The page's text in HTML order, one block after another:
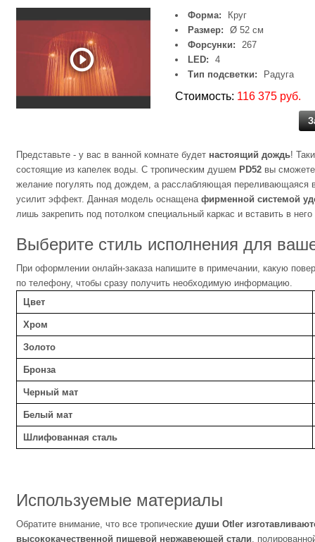
Форма:
Круг
Размер:
Ø 52 см
Форсунки:
267
LED:
4
Тип подсветки:
Радуга
Стоимость: 116 375 руб.
Представьте - у вас в ванной комнате будет настоящий дождь!
состоящие из капелек воды. С тропическим душем PD52 вы сможете
желание погулять под дождем, а расслабляющая переливающаяся
усилит эффект. Данная модель оснащена фирменной системой
лишь закрепить под потолком специальный каркас и вставить в
Выберите стиль исполнения для
При оформлении онлайн-заказа напишите в примечании, какую
по телефону, чтобы сразу получить необходимую информацию.
Цвет
Хром
Золото
Бронза
Черный мат
Белый мат
Шлифованная сталь
Используемые материалы
Обратите внимание, что все тропические души Otler
высококачественной пищевой нержавеющей стали,